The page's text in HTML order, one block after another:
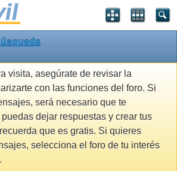
visita, asegúrate de revisar la
con las funciones del foro. Si
será necesario que te
dejar respuestas y crear tus
que es gratis. Si quieres
selecciona el foro de tu interés